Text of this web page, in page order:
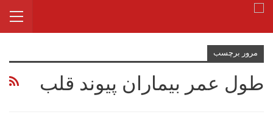
مرور برچسب
طول عمر بیماران پیوند قلب